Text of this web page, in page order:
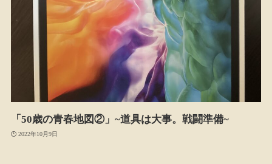
「50歳の青春地図②」~道具は大事。戦闘準備~
2022年10月9日